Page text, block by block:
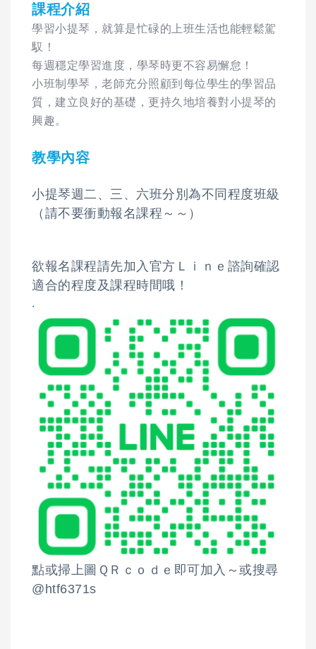
課程介紹
學習小提琴，就算是忙碌的上班生活也能輕鬆駕
馭！
每週穩定學習進度，學琴時更不容易懈怠！
小班制學琴，老師充分照顧到每位學生的學習品
質，建立良好的基礎，更持久地培養對小提琴的
興趣。
教學內容
小提琴週二、三、六班分別為不同程度班級
（請不要衝動報名課程～～）
欲報名課程請先加入官方Ｌｉｎｅ諮詢確認
適合的程度及課程時間哦！
.
點或掃上圖ＱＲｃｏｄｅ即可加入～或搜尋
@htf6371s